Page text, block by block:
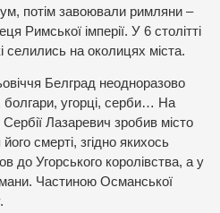
потім завоювали римляни –
Римської імперії. У 6 столітті
селились на околицях міста.
Белград неодноразово
болгари, угорці, серби… На
Лазаревич зробив місто
смерті, згідно якихось
до Угорського королівства, а у
Частиною Османської